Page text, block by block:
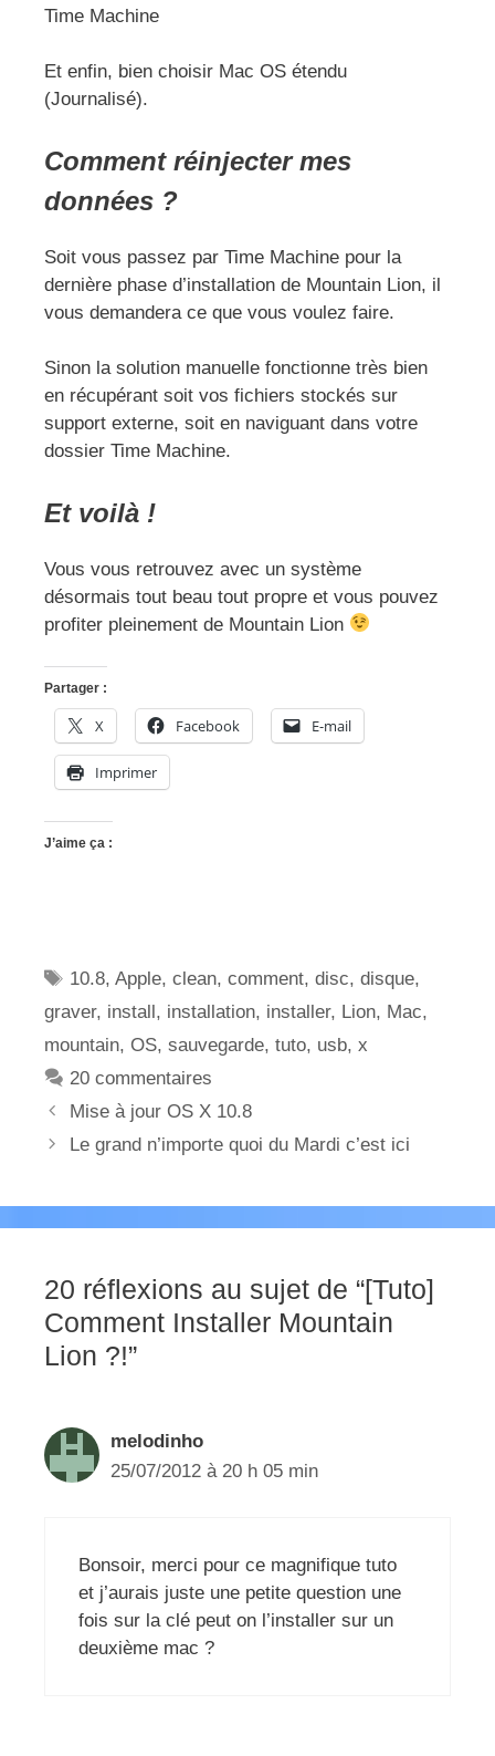
Time Machine
Et enfin, bien choisir Mac OS étendu
(Journalisé).
Comment réinjecter mes
données ?
Soit vous passez par Time Machine pour la
dernière phase d’installation de Mountain Lion, il
vous demandera ce que vous voulez faire.
Sinon la solution manuelle fonctionne très bien
en récupérant soit vos fichiers stockés sur
support externe, soit en naviguant dans votre
dossier Time Machine.
Et voilà !
Vous vous retrouvez avec un système
désormais tout beau tout propre et vous pouvez
profiter pleinement de Mountain Lion
Partager :
X Facebook E-mail
Imprimer
J’aime ça :
Étiquettes
10.8,Apple,clean,comment,disc,disque,
graver, install, installation, installer, Lion, Mac,
mountain, OS, sauvegarde, tuto, usb, x
20 commentaires
Mise à jour OS X 10.8
Le grand n’importe quoi du Mardi c’est ici
20 réflexions au sujet de “[Tuto]
Comment Installer Mountain
Lion ?!”
melodinho
25/07/2012 à 20 h 05 min
Bonsoir, merci pour ce magnifique tuto
et j’aurais juste une petite question une
fois sur la clé peut on l’installer sur un
deuxième mac ?